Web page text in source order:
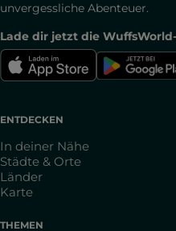
unvergessliche Abenteuer.
Lade dir jetzt die
ENTDECKEN
In deiner Nähe
Städte & Orte
Länder
Karte
THEMEN